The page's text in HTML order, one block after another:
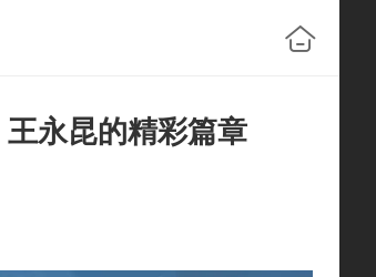
永昆的精彩篇章